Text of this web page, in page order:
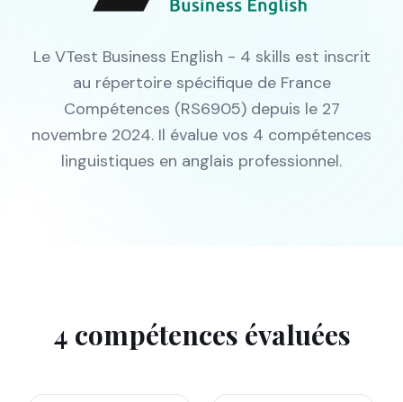
Le VTest Business English - 4 skills est inscrit
au répertoire spécifique de France
Compétences (RS6905) depuis le 27
novembre 2024. Il évalue vos 4 compétences
linguistiques en anglais professionnel.
4 compétences évaluées